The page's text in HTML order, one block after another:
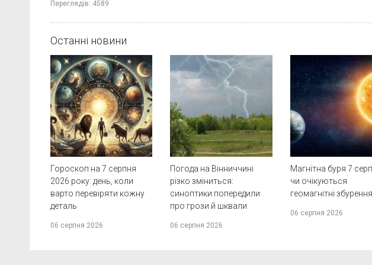
Переглядів: 4589
Останні новини
Гороскоп на 7 серпня
2026 року: день, коли
варто перевіряти кожну
деталь
06 серпня 2026
Погода на Вінниччині
різко зміниться:
синоптики попередили
про грози й шквали
06 серпня 2026
Магнітна буря 7
чи очікуються
геомагнітні збурення
06 серпня 2026